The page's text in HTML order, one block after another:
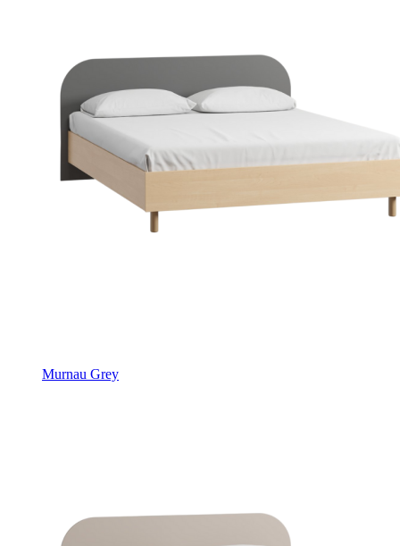
Murnau Grey